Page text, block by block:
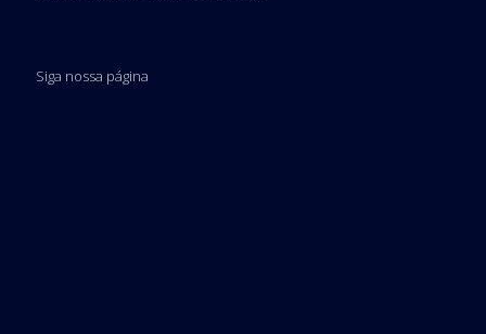
Siga nossa página